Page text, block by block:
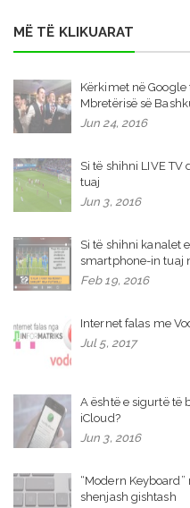
MË TË KLIKUARAT
Kërkimet në
Mbretërisë së
Jun 24, 2016
Si të shihni LIVE
tuaj
Jun 3, 2016
Si të shihni kanalet
smartphone-in tuaj
Feb 19, 2016
Internet falas me
Jul 5, 2017
A është e sigurtë të
iCloud?
Jun 3, 2016
“Modern
shenjash gishtash